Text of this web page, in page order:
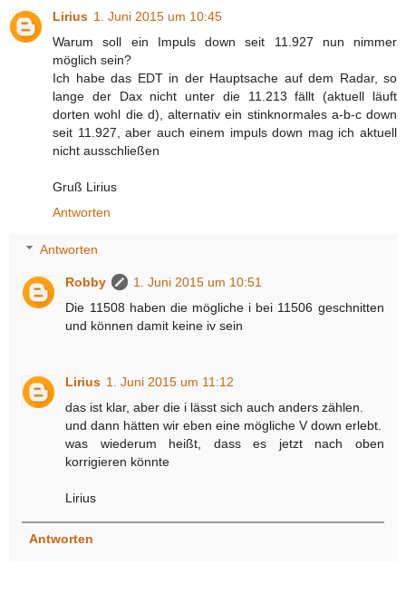
Lirius 1. Juni 2015 um 10:45
Warum soll ein Impuls down seit 11.927 nun nimmer
möglich sein?
Ich habe das EDT in der Hauptsache auf dem Radar, so
lange der Dax nicht unter die 11.213 fällt (aktuell läuft
dorten wohl die d), alternativ ein stinknormales a-b-c down
seit 11.927, aber auch einem impuls down mag ich aktuell
nicht ausschließen
Gruß Lirius
Antworten
Antworten
Robby
1. Juni 2015 um 10:51
Die 11508 haben die mögliche i bei 11506 geschnitten
und können damit keine iv sein
Lirius 1. Juni 2015 um 11:12
das ist klar, aber die i lässt sich auch anders zählen.
und dann hätten wir eben eine mögliche V down erlebt.
was wiederum heißt, dass es jetzt nach oben
korrigieren könnte
Lirius
Antworten